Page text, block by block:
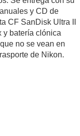
y CD de
CF SanDisk Ultra II
y batería clónica
no se vean en
de Nikon.